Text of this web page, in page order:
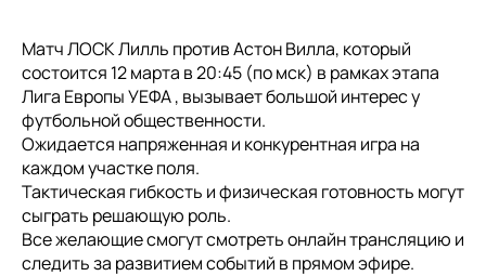
Матч ЛОСК Лилль против Астон Вилла, который
состоится 12 марта в 20:45 (по мск) в рамках этапа
Лига Европы УЕФА , вызывает большой интерес у
футбольной общественности.
Ожидается напряженная и конкурентная игра на
каждом участке поля.
Тактическая гибкость и физическая готовность могут
сыграть решающую роль.
Все желающие смогут смотреть онлайн трансляцию и
следить за развитием событий в прямом эфире.